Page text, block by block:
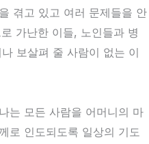
겪고 있고 여러 문제들을 안
가난한 이들, 노인들과 병
보살펴 줄 사람이 없는 이
는 모든 사람을 어머니의 마
로 인도되도록 일상의 기도